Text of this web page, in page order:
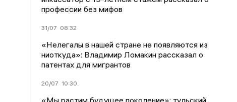
профессии без мифов
31/07 08:32
«Нелегалы в нашей стране не появляются из
ниоткуда»: Владимир Ломакин рассказал о
патентах для мигрантов
20/07 10:30
«Мы растим будущее поколение»: тульский